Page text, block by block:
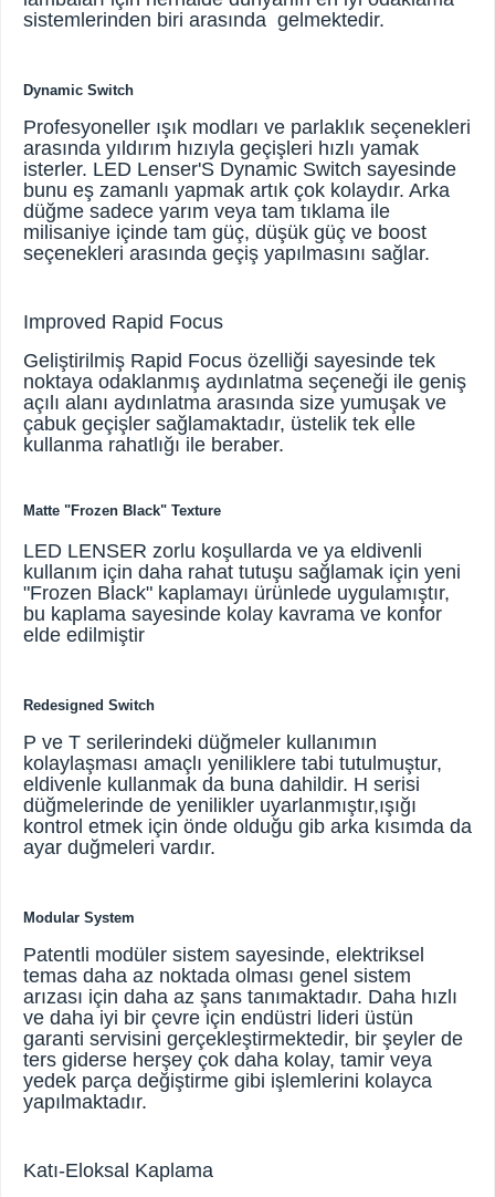
sistemlerinden biri arasında gelmektedir.
Dynamic Switch
Profesyoneller ışık modları ve parlaklık seçenekleri
arasında yıldırım hızıyla geçişleri hızlı yamak
isterler. LED Lenser'S Dynamic Switch sayesinde
bunu eş zamanlı yapmak artık çok kolaydır. Arka
düğme sadece yarım veya tam tıklama ile
milisaniye içinde tam güç, düşük güç ve boost
seçenekleri arasında geçiş yapılmasını sağlar.
Improved Rapid Focus
Geliştirilmiş Rapid Focus özelliği sayesinde tek
noktaya odaklanmış aydınlatma seçeneği ile geniş
açılı alanı aydınlatma arasında size yumuşak ve
çabuk geçişler sağlamaktadır, üstelik tek elle
kullanma rahatlığı ile beraber.
Matte "Frozen Black" Texture
LED LENSER zorlu koşullarda ve ya eldivenli
kullanım için daha rahat tutuşu sağlamak için yeni
"Frozen Black" kaplamayı ürünlede uygulamıştır,
bu kaplama sayesinde kolay kavrama ve konfor
elde edilmiştir
Redesigned Switch
P ve T serilerindeki düğmeler kullanımın
kolaylaşması amaçlı yeniliklere tabi tutulmuştur,
eldivenle kullanmak da buna dahildir. H serisi
düğmelerinde de yenilikler uyarlanmıştır,ışığı
kontrol etmek için önde olduğu gib arka kısımda da
ayar duğmeleri vardır.
Modular System
Patentli modüler sistem sayesinde, elektriksel
temas daha az noktada olması genel sistem
arızası için daha az şans tanımaktadır. Daha hızlı
ve daha iyi bir çevre için endüstri lideri üstün
garanti servisini gerçekleştirmektedir, bir şeyler de
ters giderse herşey çok daha kolay, tamir veya
yedek parça değiştirme gibi işlemlerini kolayca
yapılmaktadır.
Katı-Eloksal Kaplama